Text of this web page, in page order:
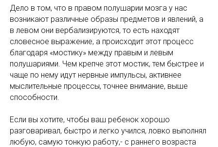
Дело в том, что в правом полушарии мозга у нас
возникают различные образы предметов и явлений, а
в левом они вербализируются, то есть находят
словесное выражение, а происходит этот процесс
благодаря «мостику» между правым и левым
полушариями. Чем крепче этот мостик, тем быстрее и
чаще по нему идут нервные импульсы, активнее
мыслительные процессы, точнее внимание, выше
способности.
Если вы хотите, чтобы ваш ребенок хорошо
разговаривал, быстро и легко учился, ловко выполнял
любую, самую тонкую работу,- с раннего возраста